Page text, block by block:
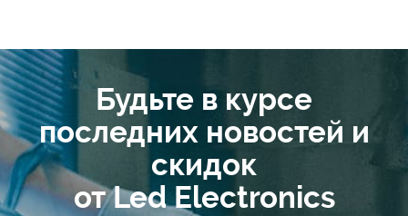
Будьте в курсе
последних новостей и
скидок
от Led Electronics